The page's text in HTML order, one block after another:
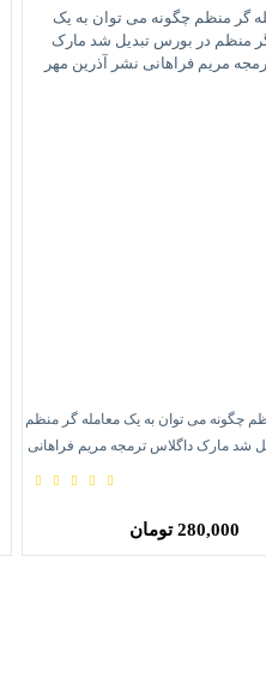
چگونه می توان به یک معامله گر منظم
شد مارک داگلاس ترمجه مریم فراهانی
280,000 تومان